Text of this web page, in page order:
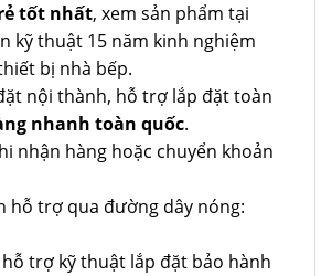
tốt nhất, xem sản phẩm tại
kỹ thuật 15 năm kinh nghiệm
bị nhà bếp.
nội thành, hỗ trợ lắp đặt toàn
nhanh toàn quốc.
nhận hàng hoặc chuyển khoản
hỗ trợ qua đường dây nóng:
trợ kỹ thuật lắp đặt bảo hành